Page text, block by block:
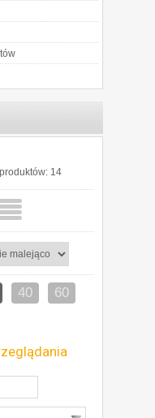
14
40 60